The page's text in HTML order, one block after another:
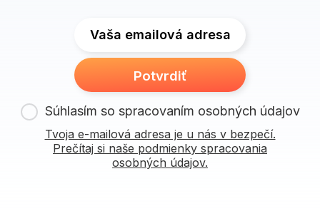
Vaša emailová adresa
Potvrdiť
Súhlasím so spracovaním osobných údajov
Tvoja e-mailová adresa je u nás v bezpečí.
Prečítaj si naše podmienky spracovania
osobných údajov.